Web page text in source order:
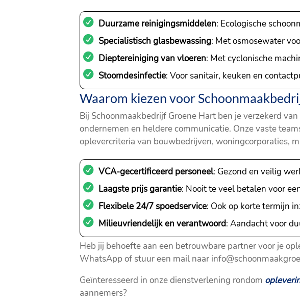
Duurzame reinigingsmiddelen: Ecologische
Specialistisch glasbewassing: Met osmosewater
Dieptereiniging van vloeren: Met cyclonische
Stoomdesinfectie: Voor sanitair, keuken en
Waarom kiezen voor
Bij Schoonmaakbedrijf Groene Hart ben je verzekerd
ondernemen en heldere communicatie. Onze vaste
oplevercriteria van bouwbedrijven, woningcorporaties,
VCA-gecertificeerd personeel: Gezond en veilig
Laagste prijs garantie: Nooit te veel betalen voor
Flexibele 24/7 spoedservice: Ook op korte termijn
Milieuvriendelijk en verantwoord: Aandacht voor
Heb jij behoefte aan een betrouwbare partner voor je
WhatsApp of stuur een mail naar
Geïnteresseerd in onze dienstverlening rondom
aannemers?